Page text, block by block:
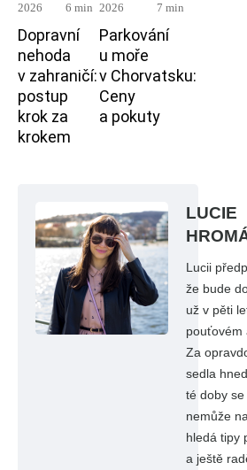
2026
6 min
Dopravní
nehoda
v zahraničí:
postup
krok za
krokem
2026
7 min
Parkování
u moře
v Chorvatsku:
Ceny
a pokuty
LUCIE
Lucii
že bude
už v pěti
pouťovém
Za
sedla
té doby
nemůže
hledá tipy
a ještě